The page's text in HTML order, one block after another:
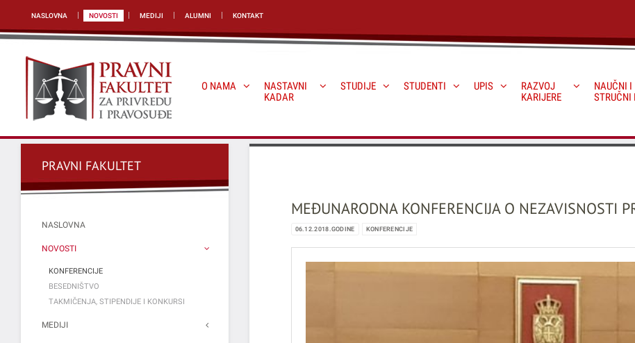
NASLOVNA NOVOSTI MEDIJI ALUMNI KONTAKT
O NAMA
NASTAVNI
KADAR
STUDIJE STUDENTI UPIS
RAZVOJ
KARIJERE
NAUČNI I
STRUČNI
MEĐUNARODNA KONFERENCIJA O NEZAVISNOSTI
06.12.2018.GODINE KONFERENCIJE
PRAVNI FAKULTET
NASLOVNA
NOVOSTI
KONFERENCIJE
BESEDNIŠTVO
TAKMIČENJA, STIPENDIJE I KONKURSI
MEDIJI